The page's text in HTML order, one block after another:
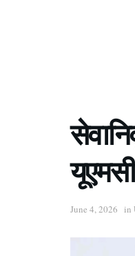
June 4, 2026 in